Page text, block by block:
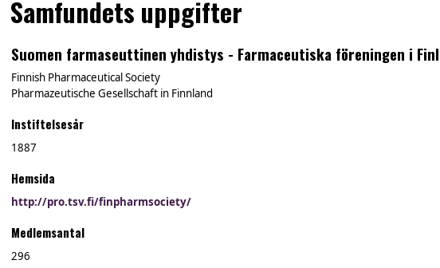
Samfundets uppgifter
Suomen farmaseuttinen yhdistys - Farmaceutiska föreningen i
Finnish Pharmaceutical Society
Pharmazeutische Gesellschaft in Finnland
Instiftelsesår
1887
Hemsida
http://pro.tsv.fi/finpharmsociety/
Medlemsantal
296